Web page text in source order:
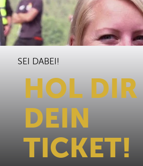
SEI DABEI!
HOL DIR
DEIN
TICKET!